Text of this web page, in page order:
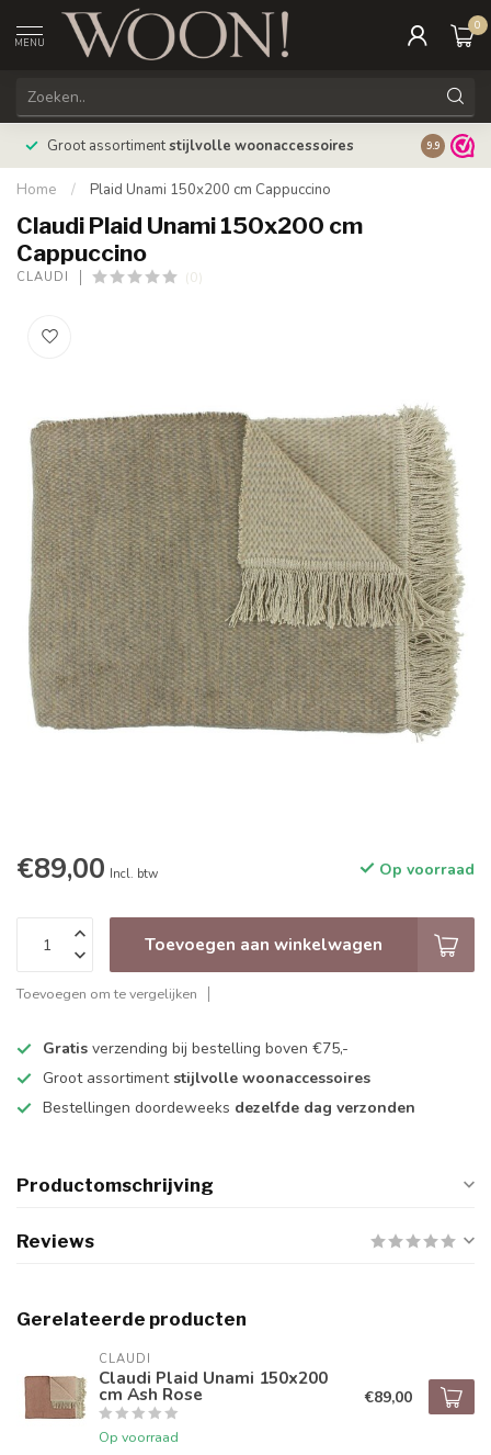
MENU
0
Groot assortimentstijlvolle woonaccessoires 9.9
Home / Plaid Unami 150x200 cm Cappuccino
Claudi Plaid Unami 150x200 cm
Cappuccino
CLAUDI (0)
€89,00 Incl. btw Op voorraad
Toevoegen aan winkelwagen
Toevoegen om te vergelijken
Gratis verzending bij bestelling boven €75,-
Groot assortiment stijlvolle woonaccessoires
Bestellingen doordeweeks dezelfde dag verzonden
Productomschrijving
Reviews
Gerelateerde producten
CLAUDI
Claudi Plaid Unami 150x200
cm Ash Rose
Op voorraad
€89,00